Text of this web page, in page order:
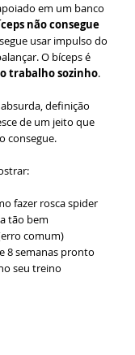
em um banco
não consegue
usar impulso do
O bíceps é
trabalho sozinho.
definição
de um jeito que
consegue.
fazer rosca spider
tão bem
comum)
8 semanas pronto
seu treino